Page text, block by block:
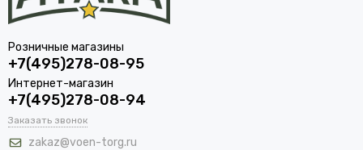
Розничные магазины
+7(495)278-08-95
Интернет-магазин
+7(495)278-08-94
Заказать звонок
zakaz@voen-torg.ru